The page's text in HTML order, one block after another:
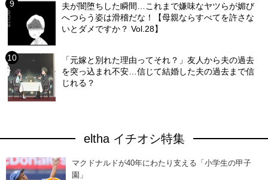
夫が闇堕ちした瞬間…これまで嫌味なヤツらが媚び
へつらう姿は滑稽だな！【母親ならすべてを許さな
いとダメですか？ Vol.28】
「元嫁と別れた理由ってそれ？」友人から夫の過去
を突っ込まれ不安…信じて結婚した夫の過去まで信
じれる？
eltha イチオシ特集
マクドナルドが40年にわたり支える「小学生の甲子
園」